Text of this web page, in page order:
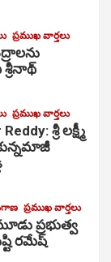
ప్రముఖ వార్తలు
ప్రముఖ వార్తలు
శ్రీ లక్ష్మీ
ప్రముఖ వార్తలు
ప్రభుత్వ
రమేష్